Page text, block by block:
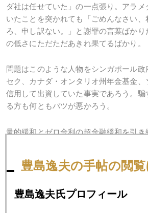
ダ社は任せていた」の一点張り。アラメ
いたことを突かれても「ごめんなさい、
ろ、申し訳ない。」と謝罪の言葉ばか
の低さにただただあきれ果てるばかり。
問題はこのような人物をシンガポール
セク、カナダ・オンタリオ州年金基金
信用して出資していた事実であろう。
る方も何ともバツが悪かろう。
量的緩和とゼロ金利の超金融緩和を引
を象徴するふたつの会見であった。
豊島逸夫の手帖の閲
豊島逸夫氏プロフィール